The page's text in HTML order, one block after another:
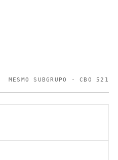
MESMO SUBGRUPO · CBO 521